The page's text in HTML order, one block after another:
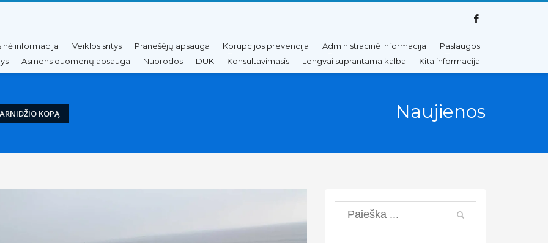
informacija Veiklos sritys Pranešėjų apsauga Korupcijos prevencija Administracinė informacija
Paslaugos
Asmens duomenų apsauga Nuorodos DUK Konsultavimasis Lengvai suprantama kalba Kita informacija
KOPĄ Naujienos
Search